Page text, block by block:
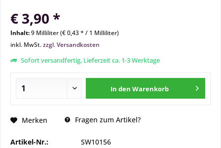
€ 3,90 *
Inhalt:9 Milliliter (€ 0,43 * / 1 Milliliter)
inkl. MwSt.zzgl. Versandkosten
Sofort versandfertig, Lieferzeit ca. 1-3 Werktage
In den Warenkorb
Merken Fragen zum Artikel?
Artikel-Nr.: SW10156